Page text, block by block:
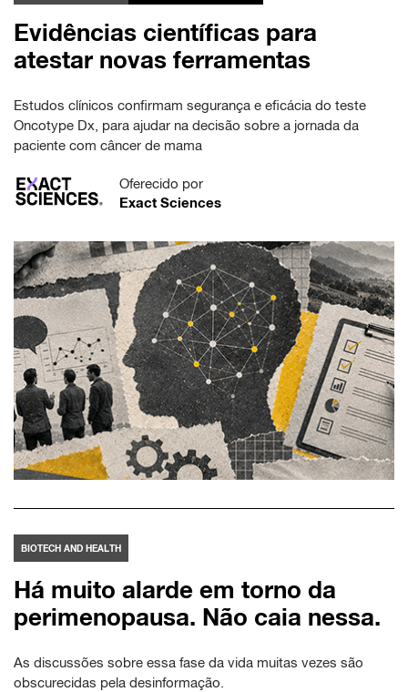
Evidências científicas para
atestar novas ferramentas
Estudos clínicos confirmam segurança e eficácia do teste
Oncotype Dx, para ajudar na decisão sobre a jornada da
paciente com câncer de mama
Oferecido por
Exact Sciences
BIOTECH AND HEALTH
Há muito alarde em torno da
perimenopausa. Não caia nessa.
As discussões sobre essa fase da vida muitas vezes são
obscurecidas pela desinformação.